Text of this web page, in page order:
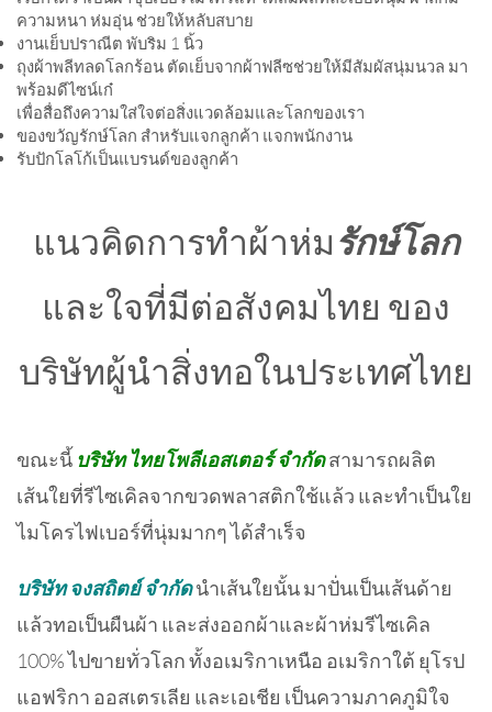
ความหนา ห่มอุ่น ช่วยให้หลับสบาย
งานเย็บปราณีต พับริม 1 นิ้ว
ถุงผ้าพลีทลดโลกร้อน ตัดเย็บจากผ้าฟลีซช่วยให้มีสัมผัสนุ่มนวล มา
พร้อมดีไซน์เก๋
เพื่อสื่อถึงความใส่ใจต่อสิ่งแวดล้อมและโลกของเรา
ของขวัญรักษ์โลก สำหรับแจกลูกค้า แจกพนักงาน
รับปักโลโก้เป็นแบรนด์ของลูกค้า
แนวคิดการทำผ้าห่มรักษ์โลก
และใจที่มีต่อสังคมไทย ของ
บริษัทผู้นำสิ่งทอในประเทศไทย
ขณะนี้ บริษัท ไทยโพลีเอสเตอร์ จำกัดสามารถผลิต
เส้นใยที่รีไซเคิลจากขวดพลาสติกใช้แล้ว และทำเป็นใย
ไมโครไฟเบอร์ที่นุ่มมากๆ ได้สำเร็จ
บริษัท จงสถิตย์ จำกัดนำเส้นใยนั้น มาปั่นเป็นเส้นด้าย
แล้วทอเป็นผืนผ้า และส่งออกผ้าและผ้าห่มรีไซเคิล
100% ไปขายทั่วโลก ทั้งอเมริกาเหนือ อเมริกาใต้ ยุโรป
แอฟริกา ออสเตรเลีย และเอเชีย เป็นความภาคภูมิใจ